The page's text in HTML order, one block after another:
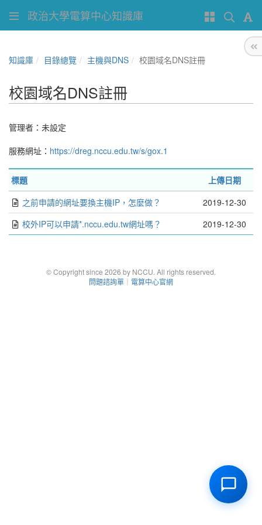
政治大學電算中心知識庫
知識庫 目錄總覽 主機與DNS 校園域名DNS註冊
校園域名DNS註冊
管理者：未設定
服務網址： https://dreg.nccu.edu.tw/s/gox.1
標題
上傳日期
之前申請的網址要換主機IP，怎麼做？
2019-12-30
校外IP可以申請*.nccu.edu.tw網址嗎？
2019-12-30
© Copyright since 2026 by NCCU. All rights reserved.
問題諮詢單 ｜ 電算中心官網